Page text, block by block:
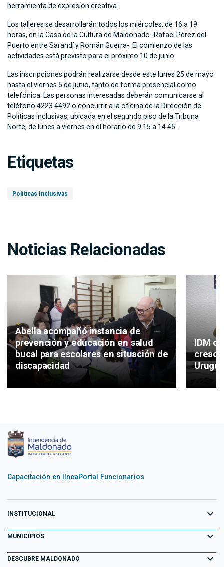
herramienta de expresión creativa.
Los talleres se desarrollarán todos los miércoles, de 16 a 19
horas, en la Casa de la Cultura de Maldonado -Rafael Pérez del
Puerto entre Sarandí y Román Guerra-. El comienzo de las
actividades está previsto para el próximo 10 de junio.
Las inscripciones podrán realizarse desde este lunes 25 de mayo
hasta el viernes 5 de junio, tanto de forma presencial como
telefónica. Las personas interesadas deberán comunicarse al
teléfono 4223 4492 o concurrir a la oficina de la Dirección de
Políticas Inclusivas, ubicada en el segundo piso de la Tribuna
Norte, de lunes a viernes en el horario de 9.15 a 14.45.
Etiquetas
Políticas Inclusivas
Noticias Relacionadas
Abella acompañó instancia de
prevención y educación en salud
bucal para escolares en situación de
discapacidad
IDM
Capacitación en líneaPortal Funcionarios
INSTITUCIONAL expand_more
Equipo de Gobierno
Primeros 100 días
MUNICIPIOS expand_more
Aiguá
DESCUBRE MALDONADO expand_more